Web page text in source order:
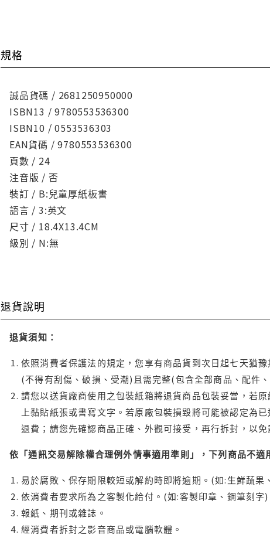
規格
誠品貨碼 / 2681250950000
ISBN13 / 9780553536300
ISBN10 / 0553536303
EAN貨碼 / 9780553536300
頁數 / 24
注音版 / 否
裝訂 / B:兒童厚紙板書
語言 / 3:英文
尺寸 / 18.4X13.4CM
級別 / N:無
退貨說明
退貨須知：
依照消費者保護法的規定，您享有商品貨到次日起七天猶
(不得有刮傷、破損、受潮)且需完整(包含全部商品、配件
請您以送貨廠商使用之包裝紙箱將退貨商品包裝妥當，若
上黏貼紙張或書寫文字。若原廠包裝損毀將可能被認定為
退費；請您先確認商品正確、外觀可接受，再行拆封，以
依「通訊交易解除權合理例外情事適用準則」，下列商品不
易於腐敗、保存期限較短或解約時即將逾期。(如:生鮮蔬果
依消費者要求所為之客製化給付。(如:客製印章、鋼筆刻字)
報紙、期刊或雜誌。
經消費者拆封之影音商品或電腦軟體。